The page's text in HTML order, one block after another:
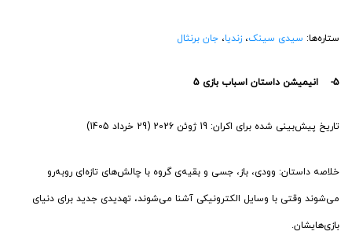
ستاره‌ها: سیدی سینک، زندیا، جان برنثال
5- انیمیشن داستان اسباب بازی 5
تاریخ پیش‌بینی شده برای اکران: 19 ژوئن 2026 (29 خرداد 1405)
خلاصه داستان: وودی، باز، جسی و بقیه‌ی گروه با چالش‌های تازه‌ای روبه‌رو
می‌شوند وقتی با وسایل الکترونیکی آشنا می‌شوند، تهدیدی جدید برای دنیای
بازی‌هایشان.